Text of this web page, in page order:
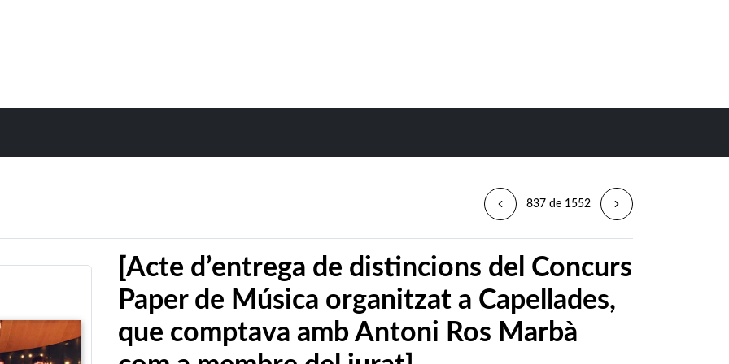
837 de 1552
[Acte d’entrega de distincions del Concurs
Paper de Música organitzat a Capellades,
que comptava amb Antoni Ros Marbà